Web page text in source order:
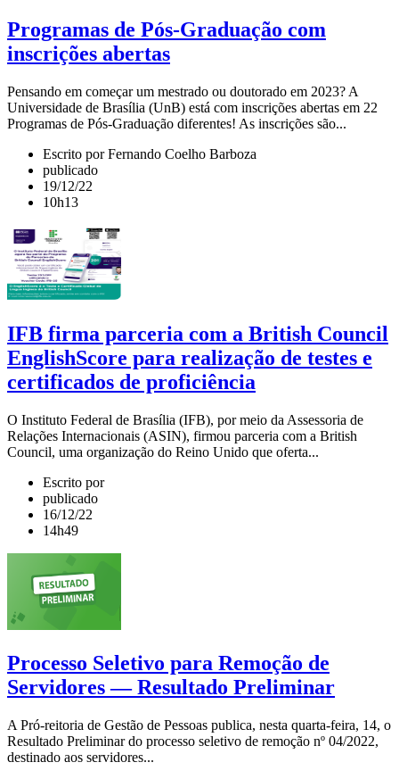
Programas de Pós-Graduação com
inscrições abertas
Pensando em começar um mestrado ou doutorado em 2023? A
Universidade de Brasília (UnB) está com inscrições abertas em 22
Programas de Pós-Graduação diferentes! As inscrições são...
Escrito por Fernando Coelho Barboza
publicado
19/12/22
10h13
IFB firma parceria com a British Council
EnglishScore para realização de testes e
certificados de proficiência
O Instituto Federal de Brasília (IFB), por meio da Assessoria de
Relações Internacionais (ASIN), firmou parceria com a British
Council, uma organização do Reino Unido que oferta...
Escrito por
publicado
16/12/22
14h49
Processo Seletivo para Remoção de
Servidores — Resultado Preliminar
A Pró-reitoria de Gestão de Pessoas publica, nesta quarta-feira, 14, o
Resultado Preliminar do processo seletivo de remoção nº 04/2022,
destinado aos servidores...